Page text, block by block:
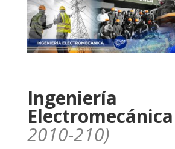
Ingeniería
Electromecánica
2010-210)